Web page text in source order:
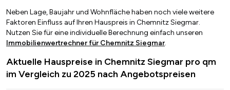
Neben Lage, Baujahr und Wohnfläche haben noch viele weitere
Faktoren Einfluss auf Ihren Hauspreis in Chemnitz Siegmar.
Nutzen Sie für eine individuelle Berechnung einfach unseren
Immobilienwertrechner für Chemnitz Siegmar.
Aktuelle Hauspreise in Chemnitz Siegmar pro qm
im Vergleich zu 2025 nach Angebotspreisen